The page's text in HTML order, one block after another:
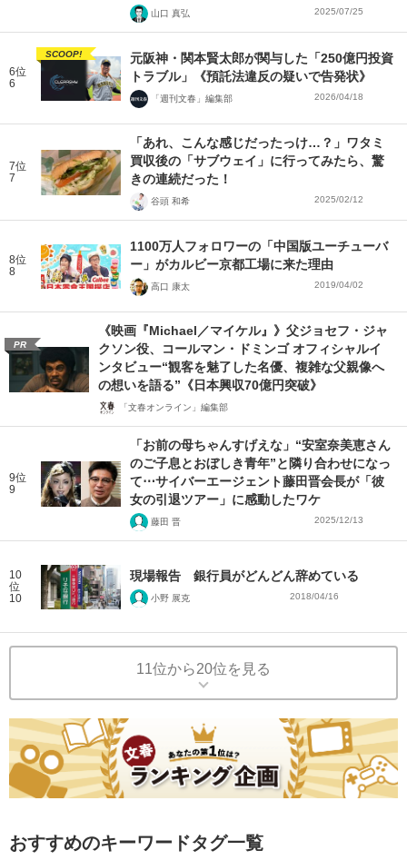
山口 真弘 2025/07/25
6位
6
SCOOP!
元阪神・関本賢太郎が関与した「250億円投資
トラブル」《預託法違反の疑いで告発状》
「週刊文春」編集部 2026/04/18
7位
7
「あれ、こんな感じだったっけ…？」ワタミ
買収後の「サブウェイ」に行ってみたら、驚
きの連続だった！
谷頭 和希 2025/02/12
8位
8
1100万人フォロワーの「中国版ユーチューバ
ー」がカルビー京都工場に来た理由
高口 康太 2019/04/02
PR
《映画『Michael／マイケル』》父ジョセフ・ジャ
クソン役、コールマン・ドミンゴ オフィシャルイ
ンタビュー“観客を魅了した名優、複雑な父親像へ
の想いを語る”《日本興収70億円突破》
「文春オンライン」編集部
9位
9
「お前の母ちゃんすげえな」“安室奈美恵さん
のご子息とおぼしき青年”と隣り合わせになっ
て⋯サイバーエージェント藤田晋会長が「彼
女の引退ツアー」に感動したワケ
藤田 晋 2025/12/13
10
位
10
現場報告 銀行員がどんどん辞めている
小野 展克 2018/04/16
11位から20位を見る
おすすめのキーワードタグ一覧